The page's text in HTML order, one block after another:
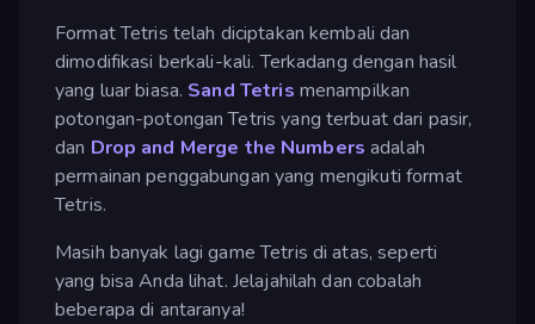
Format Tetris telah diciptakan kembali dan
dimodifikasi berkali-kali. Terkadang dengan hasil
yang luar biasa. Sand Tetris menampilkan
potongan-potongan Tetris yang terbuat dari pasir,
dan Drop and Merge the Numbers adalah
permainan penggabungan yang mengikuti format
Tetris.
Masih banyak lagi game Tetris di atas, seperti
yang bisa Anda lihat. Jelajahilah dan cobalah
beberapa di antaranya!